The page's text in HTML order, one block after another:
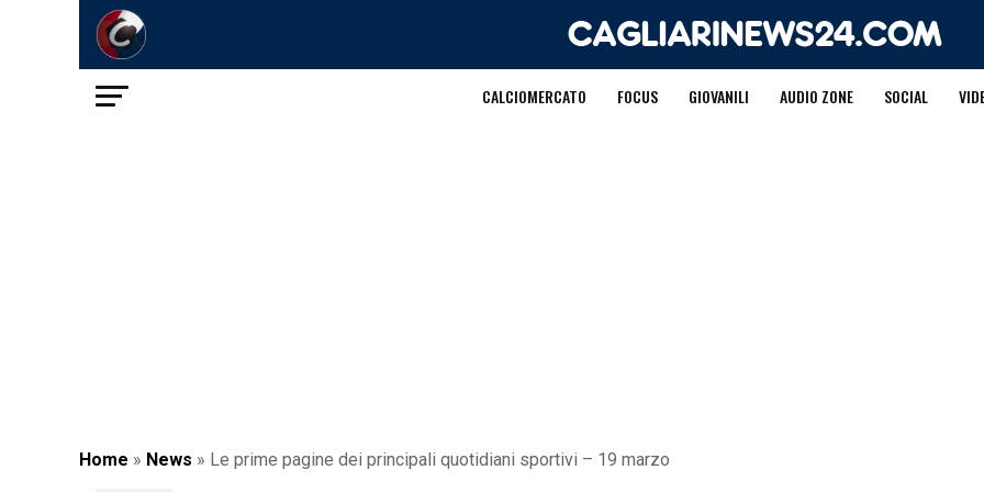
CALCIOMERCATO FOCUS GIOVANILI AUDIO ZONE SOCIAL
Home » News » Le prime pagine dei principali quotidiani sportivi – 19 marzo